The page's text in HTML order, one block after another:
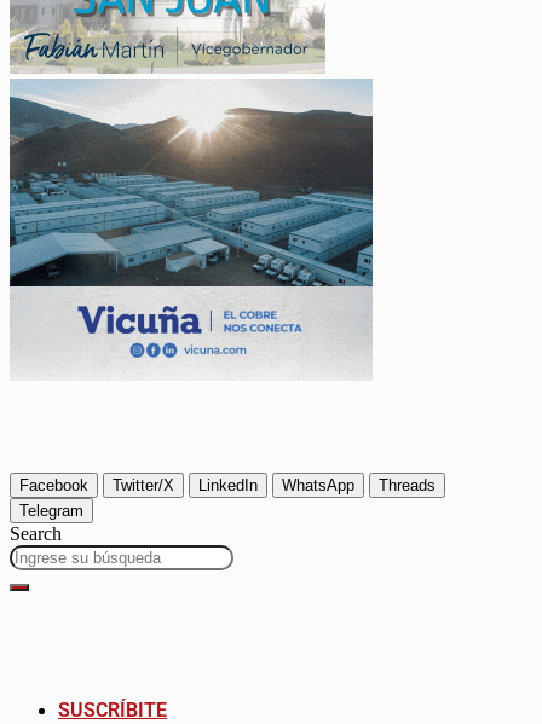
Facebook Twitter/X LinkedIn WhatsApp
Threads
Telegram
Search
SUSCRÍBITE